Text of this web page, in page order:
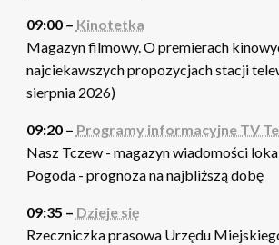
09:00 – Kinotetka
Magazyn filmowy. O premierach
najciekawszych propozycjach stacji
sierpnia 2026)
09:20 – Programy informacyjne TV
Nasz Tczew - magazyn wiadomości
Pogoda - prognoza na najbliższą dobę
09:35 – Dzieje się
Rzeczniczka prasowa Urzędu